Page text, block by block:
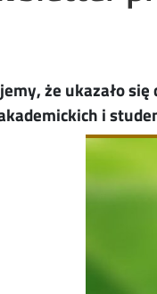
że ukazało
i
Image